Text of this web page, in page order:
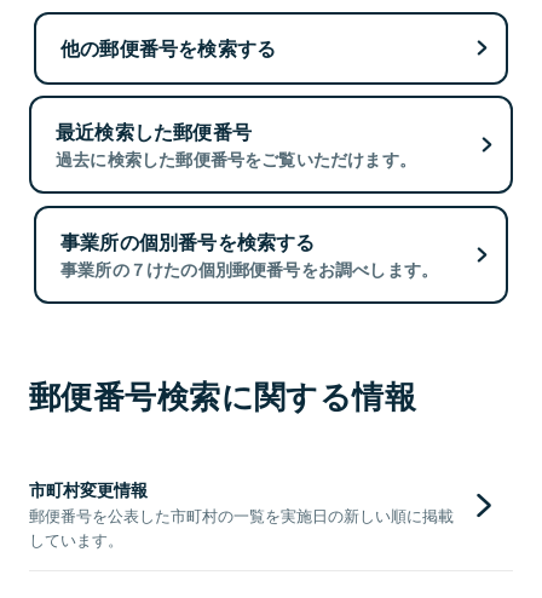
他の郵便番号を検索する
最近検索した郵便番号
過去に検索した郵便番号をご覧いただけます。
事業所の個別番号を検索する
事業所の７けたの個別郵便番号をお調べします。
郵便番号検索に関する情報
市町村変更情報
郵便番号を公表した市町村の一覧を実施日の新しい順に掲載
しています。